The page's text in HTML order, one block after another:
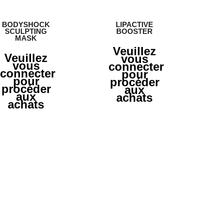
BODYSHOCK
SCULPTING
MASK
Veuillez
vous
connecter
pour
procéder
aux
achats
LIPACTIVE
BOOSTER
Veuillez
vous
connecter
pour
procéder
aux
achats